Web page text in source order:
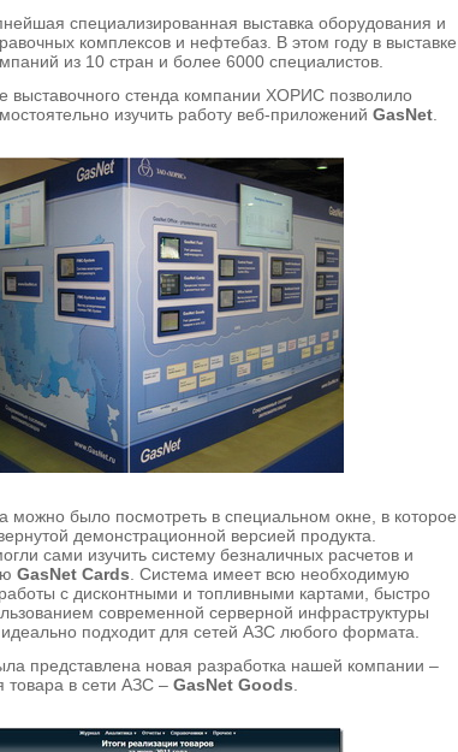
специализированная выставка оборудования и
комплексов и нефтебаз. В этом году в выставке
из 10 стран и более 6000 специалистов.
стенда компании ХОРИС позволило
изучить работу веб-приложений GasNet
можно было посмотреть в специальном окне, в которое
демонстрационной версией продукта.
сами изучить систему безналичных расчетов и
GasNet Cards . Система имеет всю необходимую
с дисконтными и топливными картами, быстро
современной серверной инфраструктуры
подходит для сетей АЗС любого формата.
представлена новая разработка нашей компании –
товара в сети АЗС – GasNet Goods